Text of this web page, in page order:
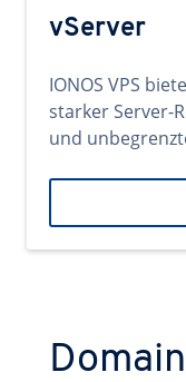
vServer
IONOS VPS
starker Server-
und